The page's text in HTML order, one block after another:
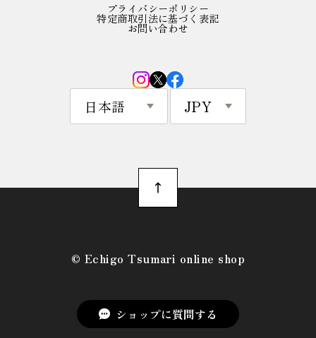
プライバシーポリシー
特定商取引法に基づく表記
お問い合わせ
©︎ Echigo Tsumari online shop
ショップに質問する